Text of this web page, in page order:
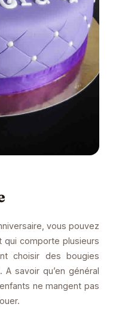
vous pouvez
qui comporte plusieurs
choisir des bougies
savoir qu’en général
ne mangent pas